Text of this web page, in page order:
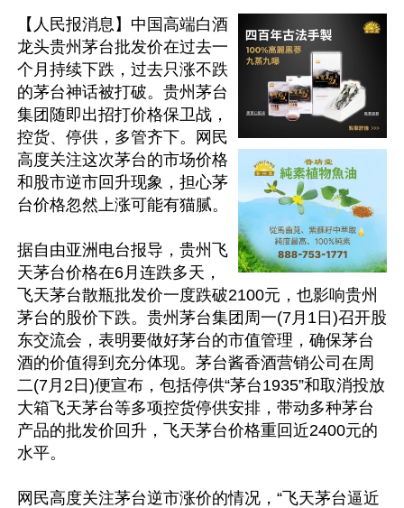
【人民报消息】中国高端白酒
龙头贵州茅台批发价在过去一
个月持续下跌，过去只涨不跌
的茅台神话被打破。贵州茅台
集团随即出招打价格保卫战，
控货、停供，多管齐下。网民
高度关注这次茅台的市场价格
和股市逆市回升现象，担心茅
台价格忽然上涨可能有猫腻。
据自由亚洲电台报导，贵州飞
天茅台价格在6月连跌多天，
飞天茅台散瓶批发价一度跌破2100元，也影响贵州
茅台的股价下跌。贵州茅台集团周一(7月1日)召开股
东交流会，表明要做好茅台的市值管理，确保茅台
酒的价值得到充分体现。茅台酱香酒营销公司在周
二(7月2日)便宣布，包括停供“茅台1935”和取消投放
大箱飞天茅台等多项控货停供安排，带动多种茅台
产品的批发价回升，飞天茅台价格重回近2400元的
水平。
网民高度关注茅台逆市涨价的情况，“飞天茅台逼近